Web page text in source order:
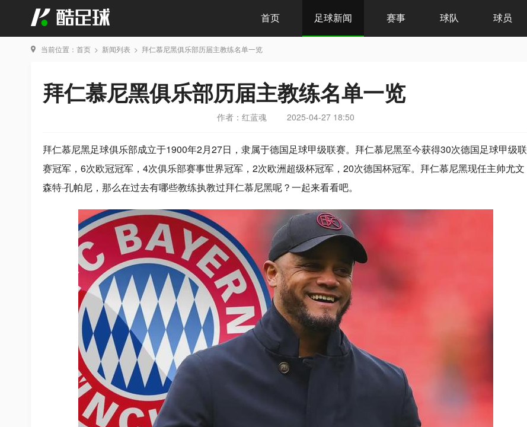
首页 足球新闻 赛事 球队 球员
当前位置： 首页 > 新闻列表 > 拜仁慕尼黑俱乐部历届主教练名单一览
拜仁慕尼黑俱乐部历届主教练名单一览
作者：红蓝魂 2025-04-27 18:50
拜仁慕尼黑足球俱乐部成立于1900年2月27日，隶属于德国足球甲级联赛。拜仁慕尼黑至今获得30次德国足球甲级联
赛冠军，6次欧冠冠军，4次俱乐部赛事世界冠军，2次欧洲超级杯冠军，20次德国杯冠军。拜仁慕尼黑现任主帅尤文
森特·孔帕尼，那么在过去有哪些教练执教过拜仁慕尼黑呢？一起来看看吧。